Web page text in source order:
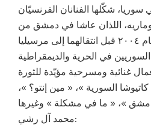
شكّلها الفنانان الفرنسيّان
اللذان عاشا في دمشق من
في الحرية والديمقراطية
غنائية ومسرحية مؤيّدة للثورة
السورية »، « مين إنتو؟ »،
محمد آل رشي: